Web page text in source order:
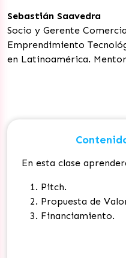
Sebastián Saavedra
Socio y Gerente
Emprendimiento
en Latinoamérica.
En esta clase
Pitch.
Propuesta de
Financiamiento.